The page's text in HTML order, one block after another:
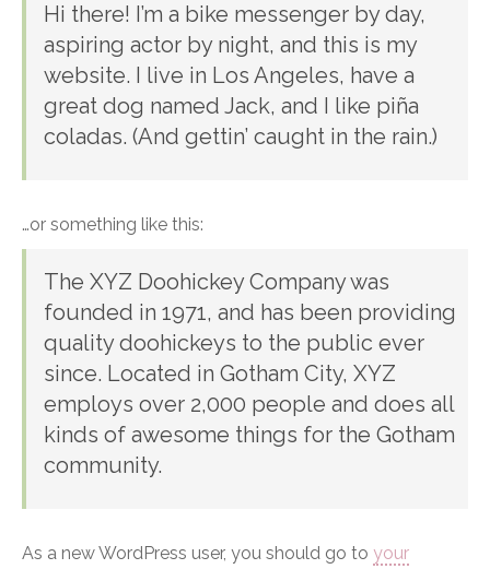
Hi there! I’m a bike messenger by day,
aspiring actor by night, and this is my
website. I live in Los Angeles, have a
great dog named Jack, and I like piña
coladas. (And gettin’ caught in the rain.)
…or something like this:
The XYZ Doohickey Company was
founded in 1971, and has been providing
quality doohickeys to the public ever
since. Located in Gotham City, XYZ
employs over 2,000 people and does all
kinds of awesome things for the Gotham
community.
As a new WordPress user, you should go to your